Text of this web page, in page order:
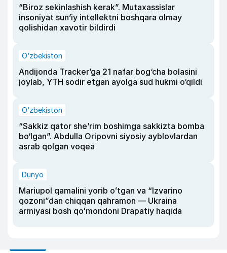
“Biroz sekinlashish kerak”. Mutaxassislar
insoniyat sun’iy intellektni boshqara olmay
qolishidan xavotir bildirdi
O‘zbekiston
Andijonda Tracker’ga 21 nafar bog‘cha bolasini
joylab, YTH sodir etgan ayolga sud hukmi o‘qildi
O‘zbekiston
“Sakkiz qator she’rim boshimga sakkizta bomba
bo‘lgan”. Abdulla Oripovni siyosiy ayblovlardan
asrab qolgan voqea
Dunyo
Mariupol qamalini yorib oʻtgan va “Izvarino
qozoni”dan chiqqan qahramon — Ukraina
armiyasi bosh qoʻmondoni Drapatiy haqida